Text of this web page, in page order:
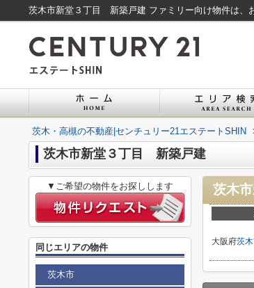
茨木・高槻の不動産|センチュリー21エステートSHIN
茨木市新堂３丁目 新築戸建
茨木
大阪府茨
▼ご希望の物件をお探しします
同じエリアの物件
茨木市